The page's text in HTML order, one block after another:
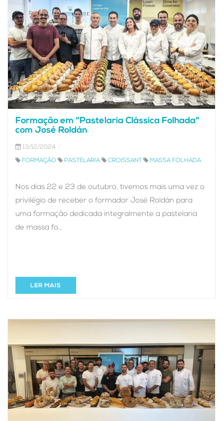
Formação em "Pastelaria Clássica Folhada"
com José Roldán
13/12/2024
FORMAÇÃO PASTELARIA CROISSANT MASSA FOLHADA
Nos dias 22 e 23 de outubro, tivemos mais uma vez o
privilégio de receber o formador José Roldán para
uma formação dedicada integralmente a pastelaria
de massa fo…
LER MAIS